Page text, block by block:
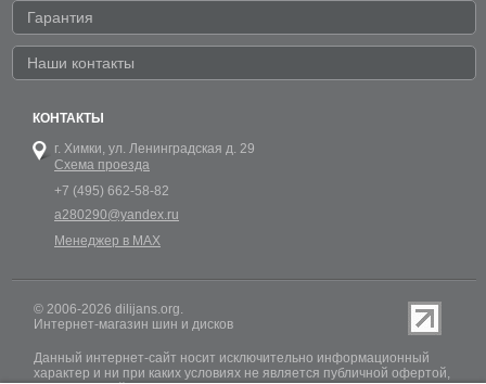
Гарантия
Наши контакты
КОНТАКТЫ
г. Химки, ул. Ленинградская д. 29
Схема проезда
+7 (495) 662-58-82
a280290@yandex.ru
Менеджер в MAX
© 2006-2026 dilijans.org.
Интернет-магазин шин и дисков
Данный интернет-сайт носит исключительно информационный
характер и ни при каких условиях не является публичной офертой,